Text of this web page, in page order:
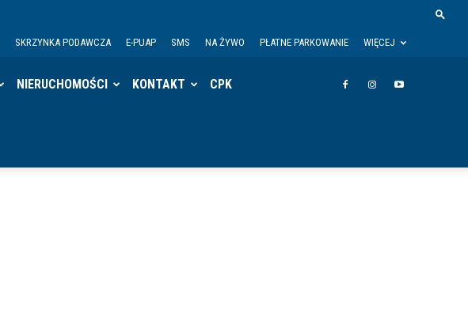
SKRZYNKA PODAWCZA E-PUAP SMS NA ŻYWO PŁATNE PARKOWANIE WIĘCEJ
NIERUCHOMOŚCI KONTAKT CPK